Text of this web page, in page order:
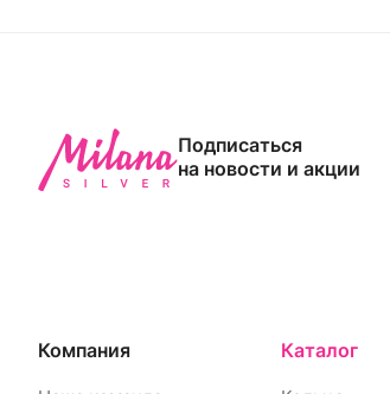
Подписаться
на новости и акции
Компания Каталог